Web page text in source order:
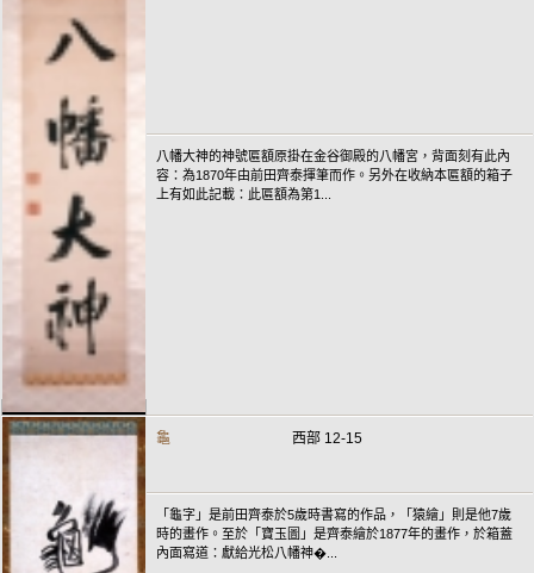
八幡大神的神號匾額原掛在金谷御殿的八幡宮，背面刻有此內
容：為1870年由前田齊泰揮筆而作。另外在收納本匾額的箱子
上有如此記載：此匾額為第1...
龜 西部 12-15
「龜字」是前田齊泰於5歲時書寫的作品，「猿繪」則是他7歲
時的畫作。至於「寶玉圖」是齊泰繪於1877年的畫作，於箱蓋
內面寫道：獻給光松八幡神�...